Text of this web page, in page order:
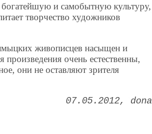
и самобытную культуру,
творчество художников
живописцев насыщен и
очень естественны,
они не оставляют зрителя
07.05.2012 dona